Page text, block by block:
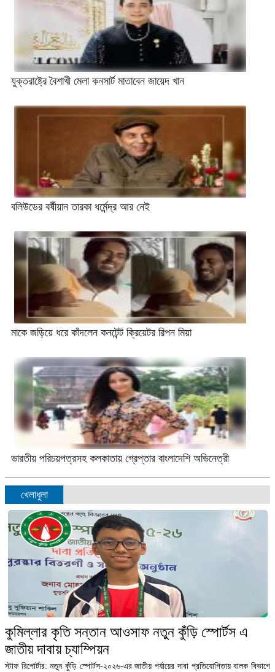
যুক্তরাষ্ট্রে বৈশাখী মেলা কনসার্ট মাতাবেন জায়েদ খান
বলিউডের বর্ষীয়ান তারকা ধর্মেন্দ্র আর নেই
মাকে জড়িয়ে ধরে কাঁদলেন কনটেন্ট ক্রিয়েটর রিপন মিয়া
ভারতীয় পরিচয়পত্রসহ কলকাতায় গ্রেপ্তার বাংলাদেশি অভিনেত্রী
খেলাধুলা
কুমিল্লার কৃতি সন্তান আওসাফ নতুন কুঁড়ি স্পোর্টস এ
জাতীয় দাবায় চ্যাম্পিয়ন
স্টাফ রিপোর্টার: নতুন কুঁড়ি স্পোর্টস-২০২৬-এর জাতীয় পর্যায়ের দাবা প্রতিযোগিতায় বালক বিভাগে